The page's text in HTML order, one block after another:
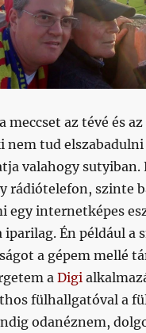
meccset az tévé és az
nem tud
valahogy sutyiban.
rádiótelefon, szinte
egy internetképes
iparilag. Én például a
a gépem mellé
aDigi
fülhallgatóval a
odanéznem,